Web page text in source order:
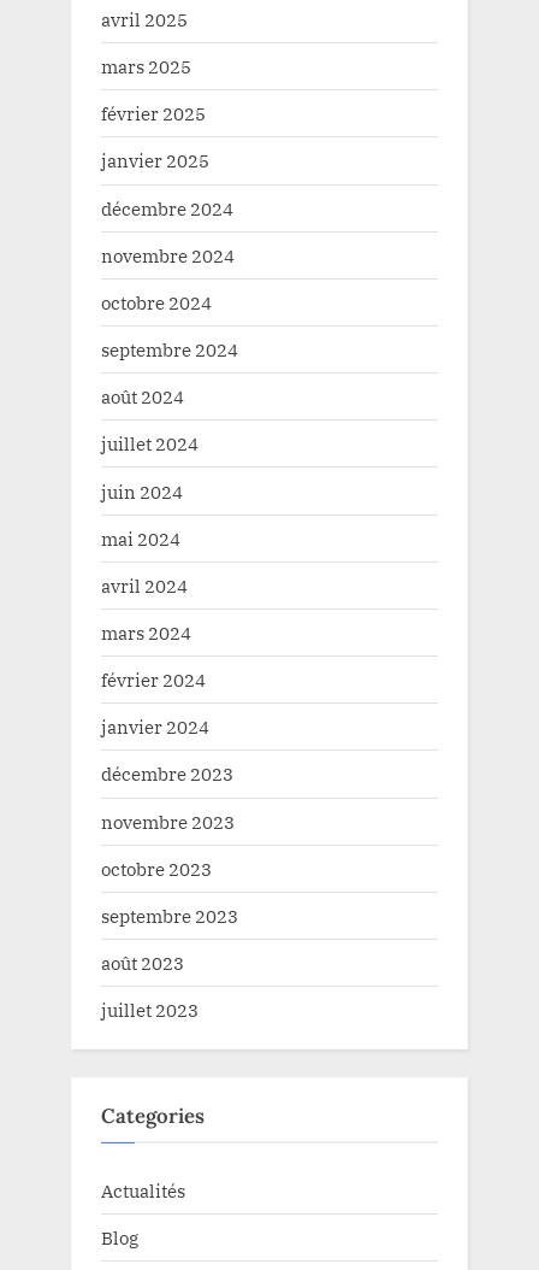
avril 2025
mars 2025
février 2025
janvier 2025
décembre 2024
novembre 2024
octobre 2024
septembre 2024
août 2024
juillet 2024
juin 2024
mai 2024
avril 2024
mars 2024
février 2024
janvier 2024
décembre 2023
novembre 2023
octobre 2023
septembre 2023
août 2023
juillet 2023
Categories
Actualités
Blog